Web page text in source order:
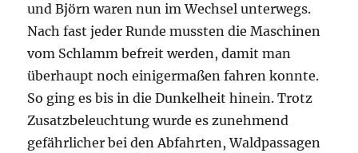
und Björn waren nun im Wechsel unterwegs.
Nach fast jeder Runde mussten die Maschinen
vom Schlamm befreit werden, damit man
überhaupt noch einigermaßen fahren konnte.
So ging es bis in die Dunkelheit hinein. Trotz
Zusatzbeleuchtung wurde es zunehmend
gefährlicher bei den Abfahrten, Waldpassagen